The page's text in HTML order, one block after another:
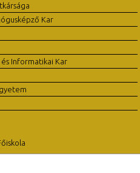
Kar
Informatikai Kar